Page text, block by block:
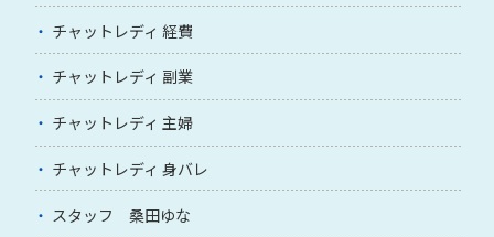
チャットレディ 経費
チャットレディ 副業
チャットレディ 主婦
チャットレディ 身バレ
スタッフ 桑田ゆな